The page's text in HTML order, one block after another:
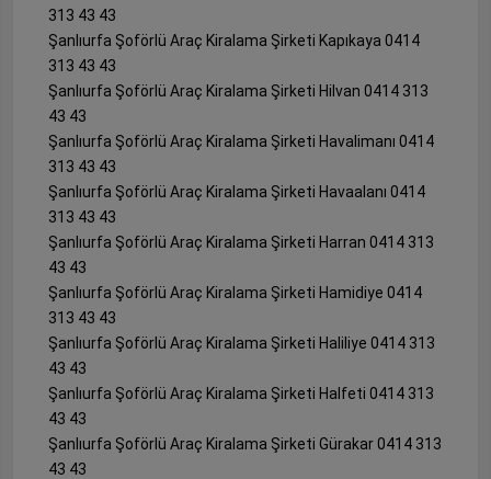
313 43 43
Şanlıurfa Şoförlü Araç Kiralama Şirketi Kapıkaya 0414
313 43 43
Şanlıurfa Şoförlü Araç Kiralama Şirketi Hilvan 0414 313
43 43
Şanlıurfa Şoförlü Araç Kiralama Şirketi Havalimanı 0414
313 43 43
Şanlıurfa Şoförlü Araç Kiralama Şirketi Havaalanı 0414
313 43 43
Şanlıurfa Şoförlü Araç Kiralama Şirketi Harran 0414 313
43 43
Şanlıurfa Şoförlü Araç Kiralama Şirketi Hamidiye 0414
313 43 43
Şanlıurfa Şoförlü Araç Kiralama Şirketi Haliliye 0414 313
43 43
Şanlıurfa Şoförlü Araç Kiralama Şirketi Halfeti 0414 313
43 43
Şanlıurfa Şoförlü Araç Kiralama Şirketi Gürakar 0414 313
43 43